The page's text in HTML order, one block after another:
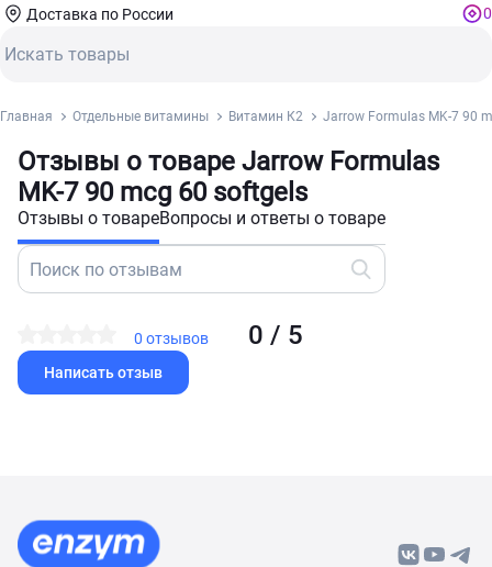
Доставка по России 0
Главная Отдельные витамины Витамин К2 Jarrow Formulas MK-7 90
Отзывы о товаре Jarrow Formulas
MK-7 90 mcg 60 softgels
Отзывы о товареВопросы и ответы о товаре
0 / 5
0 отзывов
Написать отзыв